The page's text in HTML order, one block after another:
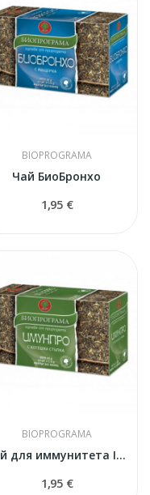
BIOPROGRAMA
Чай БиоБронхо
1,95 €
BIOPROGRAMA
Чай для иммунитета IMUNPRO
1,95 €